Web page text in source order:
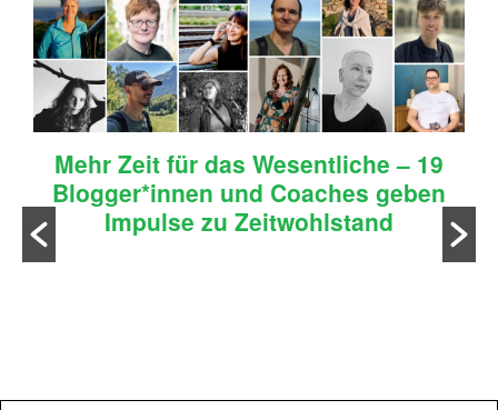
Mehr Zeit für das Wesentliche – 19
Blogger*innen und Coaches geben
Impulse zu Zeitwohlstand